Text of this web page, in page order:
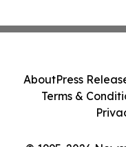
AboutPress
Terms &